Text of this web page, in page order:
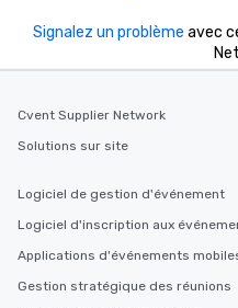
Signalez un problème avec
Cvent Supplier Network
Solutions sur site
Logiciel de gestion d'événement
Logiciel d'inscription aux
Applications d'événements
Gestion stratégique des réunions